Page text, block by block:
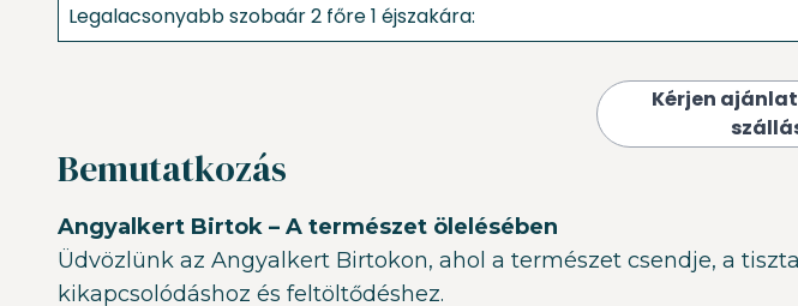
Legalacsonyabb szobaár 2 főre 1 éjszakára:
Kérjen
Bemutatkozás
Angyalkert Birtok – A természet ölelésében
Üdvözlünk az Angyalkert Birtokon, ahol a természet csendje, a
kikapcsolódáshoz és feltöltődéshez.